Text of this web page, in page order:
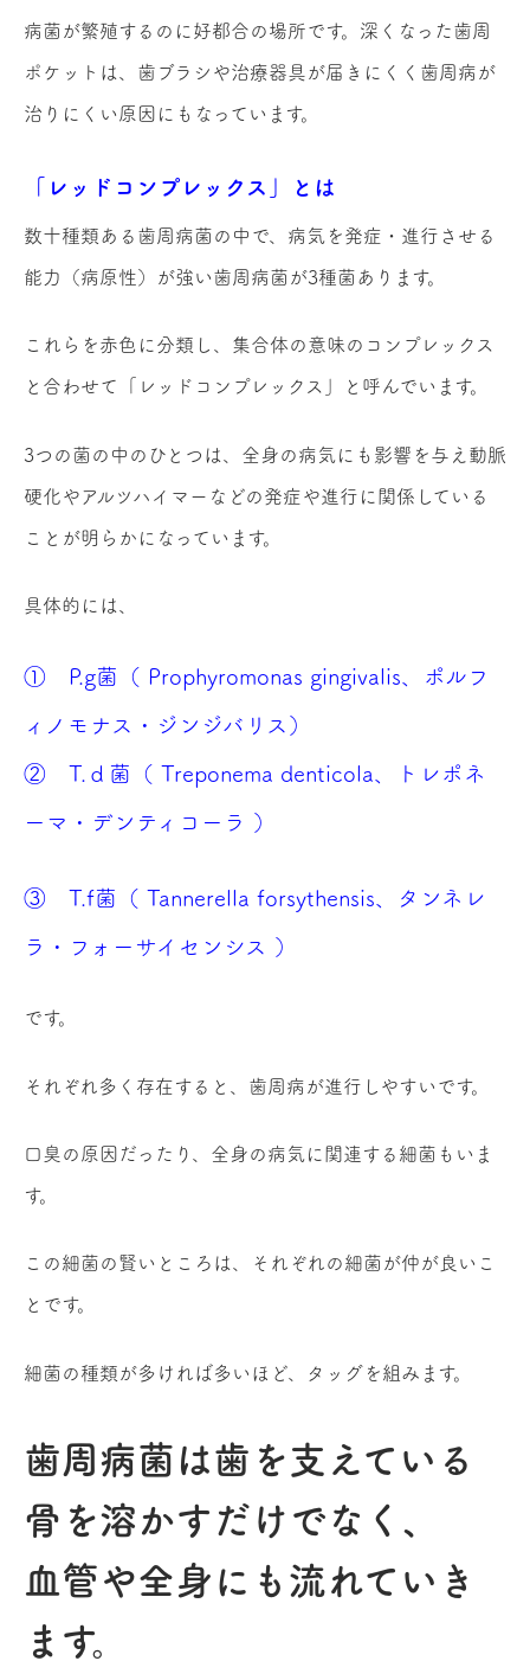
病菌が繁殖するのに好都合の場所です。深くなった歯周
ポケットは、歯ブラシや治療器具が届きにくく歯周病が
治りにくい原因にもなっています。
「レッドコンプレックス」とは
数十種類ある歯周病菌の中で、病気を発症・進行させる
能力（病原性）が強い歯周病菌が3種菌あります。
これらを赤色に分類し、集合体の意味のコンプレックス
と合わせて「レッドコンプレックス」と呼んでいます。
3つの菌の中のひとつは、全身の病気にも影響を与え動脈
硬化やアルツハイマーなどの発症や進行に関係している
ことが明らかになっています。
具体的には、
① P.g菌（ Prophyromonas gingivalis、ポルフ
ィノモナス・ジンジバリス）
② T.ｄ菌（ Treponema denticola、トレポネ
ーマ・デンティコーラ ）
③ T.f菌（ Tannerella forsythensis、タンネレ
ラ・フォーサイセンシス ）
です。
それぞれ多く存在すると、歯周病が進行しやすいです。
口臭の原因だったり、全身の病気に関連する細菌もいま
す。
この細菌の賢いところは、それぞれの細菌が仲が良いこ
とです。
細菌の種類が多ければ多いほど、タッグを組みます。
歯周病菌は歯を支えている
骨を溶かすだけでなく、
血管や全身にも流れていき
ます。